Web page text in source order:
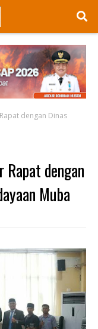
dengan Dinas
Rapat dengan
Muba